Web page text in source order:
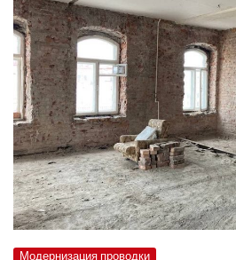
Модернизация проводки